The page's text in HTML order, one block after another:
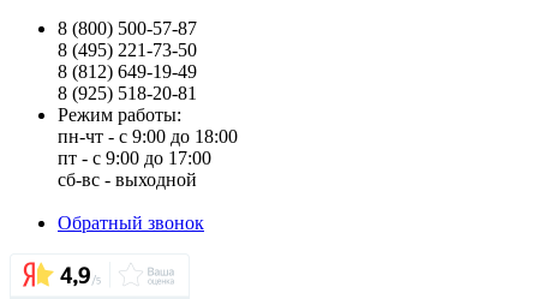
8 (800) 500-57-87
8 (495) 221-73-50
8 (812) 649-19-49
8 (925) 518-20-81
Режим работы:
пн-чт - с 9:00 до 18:00
пт - с 9:00 до 17:00
сб-вс - выходной
Обратный звонок